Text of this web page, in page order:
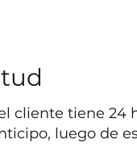
cliente tiene 24
luego de